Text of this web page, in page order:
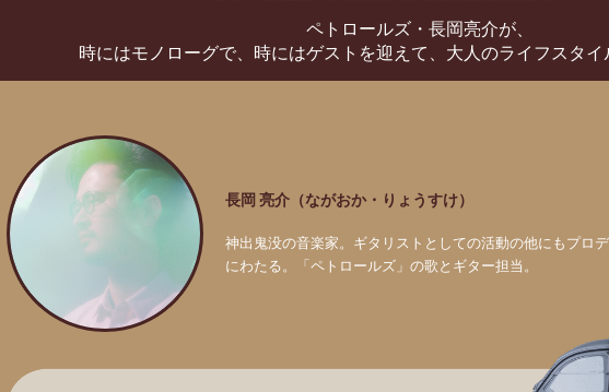
ペトロールズ・長岡亮介が、
時にはモノローグで、時にはゲストを迎えて、 大人のライフスタイ
長岡 亮介（ながおか・りょうすけ）
神出鬼没の音楽家。ギタリストとしての活動の他にもプロ
にわたる。「ペトロールズ」の歌とギター担当。